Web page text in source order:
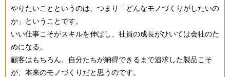
やりたいことというのは、つまり「どんなモノづくりがしたいの
か」ということです。
いい仕事こそがスキルを伸ばし、社員の成長がひいては会社のた
めになる。
顧客はもちろん、自分たちが納得できるまで追求した製品こそ
が、本来のモノづくりだと思うのです。